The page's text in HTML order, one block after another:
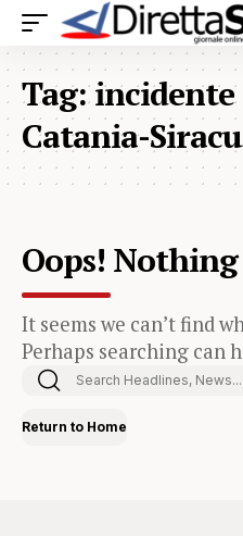
Tag:
Catania-
Oops!
It seems we can’t find
Perhaps searching can
Return to Home